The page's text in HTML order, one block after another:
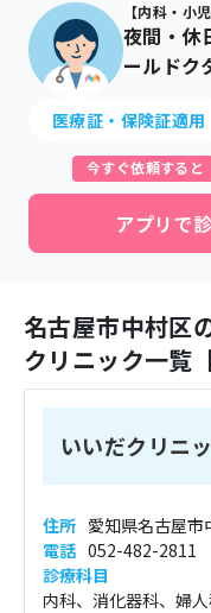
【内科・小
夜間・休
ールドク
医療証・保険証適用
今すぐ依頼すると
アプリで
名古屋市中村区
クリニック一覧
いいだクリニ
住所 愛知県名古屋
電話 052-482-2811
診療科目
内科、消化器科、婦